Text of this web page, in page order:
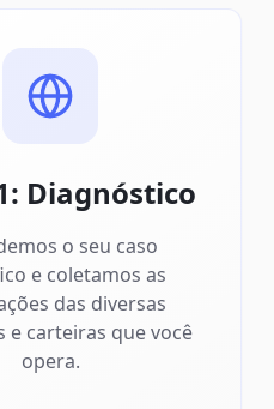
Diagnóstico
o seu caso
e coletamos as
das diversas
e carteiras que você
opera.